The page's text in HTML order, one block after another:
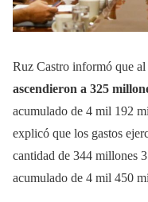
Ruz Castro informó que al
ascendieron a 325
acumulado de 4 mil 192
explicó que los gastos
cantidad de 344 millones
acumulado de 4 mil 450